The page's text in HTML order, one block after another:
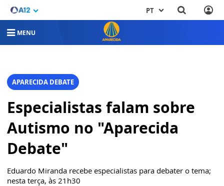
PT
MENU
APARECIDA DEBATE
Especialistas falam sobre
Autismo no "Aparecida
Debate"
Eduardo Miranda recebe especialistas para debater o tema;
nesta terça, às 21h30